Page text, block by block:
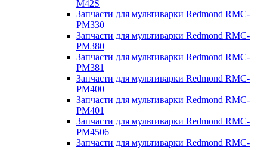
M42S
Запчасти для мультиварки Redmond RMC-
PM330
Запчасти для мультиварки Redmond RMC-
PM380
Запчасти для мультиварки Redmond RMC-
PM381
Запчасти для мультиварки Redmond RMC-
PM400
Запчасти для мультиварки Redmond RMC-
PM401
Запчасти для мультиварки Redmond RMC-
PM4506
Запчасти для мультиварки Redmond RMC-